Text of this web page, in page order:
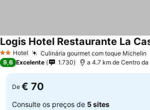
2 Estrelas
Hotel Culinária gourmet com toque Michelin
9,6 Excelente 1.730 a 4.7 km de Centro
De € 70
Consulte os preços de 5 sites